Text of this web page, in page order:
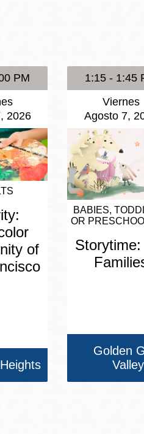
PM
2026
of
1:15 - 1:45
Viernes
Agosto 7,
BABIES,
OR
Golden
Valley